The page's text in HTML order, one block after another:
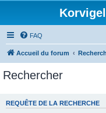
FAQ
Accueil du forum
Rechercher
REQUÊTE DE LA RECHERCHE